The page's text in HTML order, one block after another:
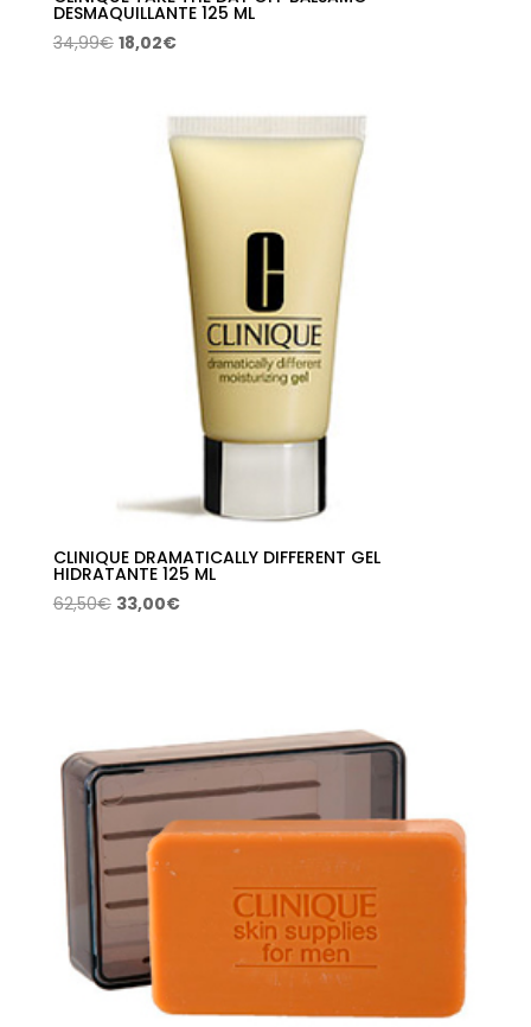
DESMAQUILLANTE 125 ML
34,99€ El
34,99€.
18,02€El
es:
18,02€.
CLINIQUE DRAMATICALLY DIFFERENT GEL
HIDRATANTE 125 ML
62,50€ El
33,00€El